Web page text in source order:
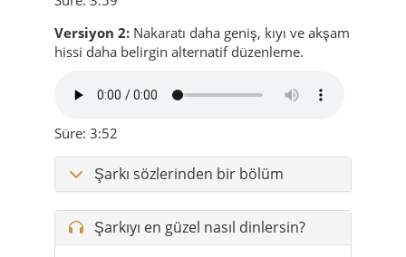
Versiyon 2: Nakaratı daha geniş, kıyı ve akşam
hissi daha belirgin alternatif düzenleme.
Süre: 3:52
Şarkı sözlerinden bir bölüm
Şarkıyı en güzel nasıl dinlersin?